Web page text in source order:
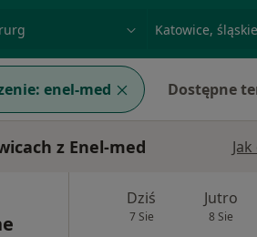
miasto lub
enel-med Dostępne
z Enel-med
Dziś
7 Sie
Jutro
8 Sie